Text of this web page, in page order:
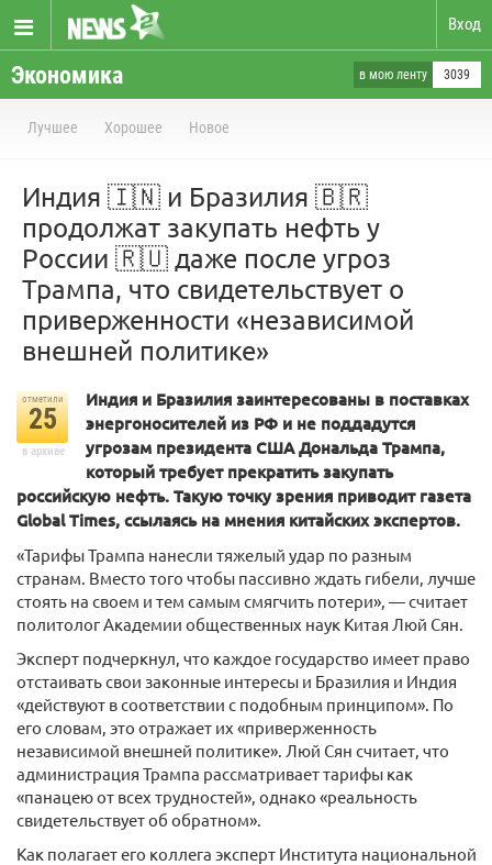
Вход
Экономика в мою ленту 3039
Лучшее Хорошее Новое
Индия 🇮🇳 и Бразилия 🇧🇷
продолжат закупать нефть у
России 🇷🇺 даже после угроз
Трампа, что свидетельствует о
приверженности «независимой
внешней политике»
отметили
25
в архиве
Индия и Бразилия заинтересованы в поставках
энергоносителей из РФ и не поддадутся
угрозам президента США Дональда Трампа,
который требует прекратить закупать
российскую нефть. Такую точку зрения приводит газета
Global Times, ссылаясь на мнения китайских экспертов.
«Тарифы Трампа нанесли тяжелый удар по разным
странам. Вместо того чтобы пассивно ждать гибели, лучше
стоять на своем и тем самым смягчить потери», — считает
политолог Академии общественных наук Китая Люй Сян.
Эксперт подчеркнул, что каждое государство имеет право
отстаивать свои законные интересы и Бразилия и Индия
«действуют в соответствии с подобным принципом». По
его словам, это отражает их «приверженность
независимой внешней политике». Люй Сян считает, что
администрация Трампа рассматривает тарифы как
«панацею от всех трудностей», однако «реальность
свидетельствует об обратном».
Как полагает его коллега эксперт Института национальной